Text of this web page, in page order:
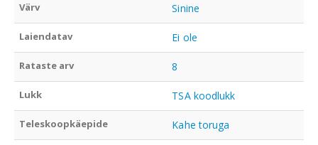
Värv Sinine
Laiendatav Ei ole
Rataste arv 8
Lukk TSA koodlukk
Teleskoopkäepide Kahe toruga